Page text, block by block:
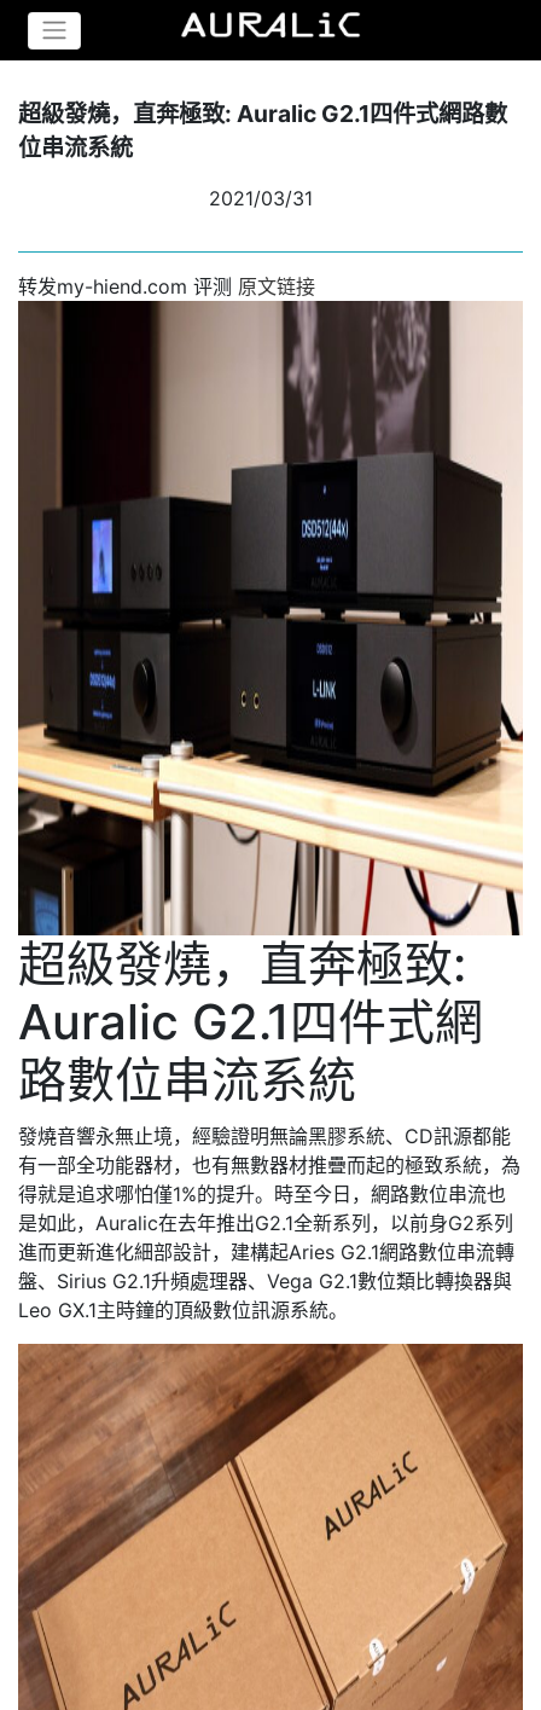
超級發燒，直奔極致: Auralic G2.1四件式網路數
位串流系統
2021/03/31
转发my-hiend.com 评测 原文链接
超級發燒，直奔極致:
Auralic G2.1四件式網
路數位串流系統
發燒音響永無止境，經驗證明無論黑膠系統、CD訊源都能
有一部全功能器材，也有無數器材推疊而起的極致系統，為
得就是追求哪怕僅1%的提升。時至今日，網路數位串流也
是如此，Auralic在去年推出G2.1全新系列，以前身G2系列
進而更新進化細部設計，建構起Aries G2.1網路數位串流轉
盤、Sirius G2.1升頻處理器、Vega G2.1數位類比轉換器與
Leo GX.1主時鐘的頂級數位訊源系統。